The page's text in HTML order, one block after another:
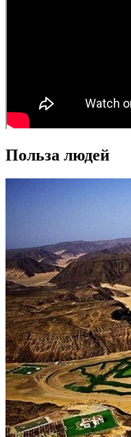
Польза людей